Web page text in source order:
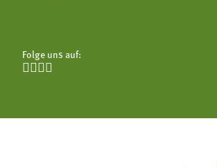
Folge uns auf:
